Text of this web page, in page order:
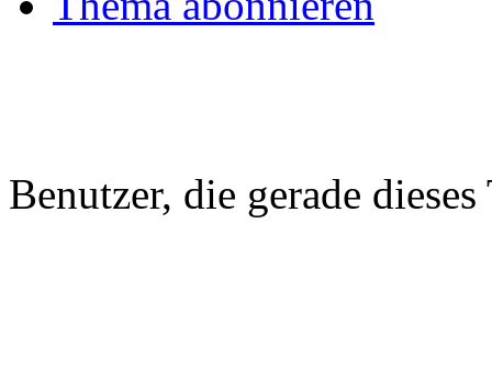
Benutzer, die gerade